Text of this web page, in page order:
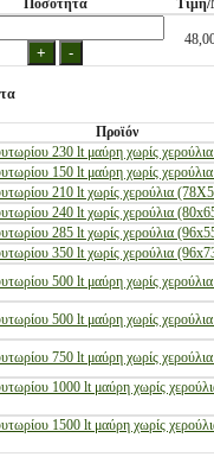
Ποσότητα
Προϊόν
230 lt μαύρη χωρίς
150 lt μαύρη χωρίς
210 lt χωρίς χερούλια
240 lt χωρίς χερούλια
285 lt χωρίς χερούλια
350 lt χωρίς χερούλια
500 lt μαύρη χωρίς
500 lt μαύρη χωρίς
750 lt μαύρη χωρίς
1000 lt μαύρη χωρίς
1500 lt μαύρη χωρίς